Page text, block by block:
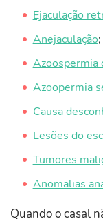
Ejaculação
Anejaculação;
Azoospermia
Azoopermia
Causa
Lesões do
Tumores
Anomalias
Quando o casal